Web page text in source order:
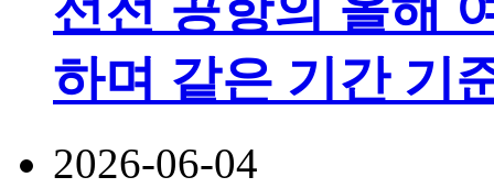
하며 같은 기간 기
2026-06-04